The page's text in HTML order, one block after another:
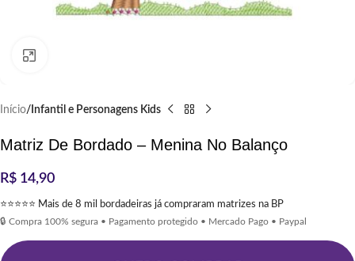
Início Infantil e Personagens Kids
Matriz De Bordado – Menina No Balanço
R$ 14,90
⭐⭐⭐⭐⭐ Mais de 8 mil bordadeiras já compraram matrizes na BP
🔒 Compra 100% segura • Pagamento protegido • Mercado Pago • Paypal